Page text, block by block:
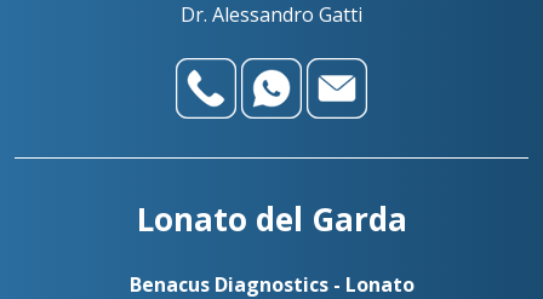
Dr. Alessandro Gatti
Lonato del Garda
Benacus Diagnostics - Lonato